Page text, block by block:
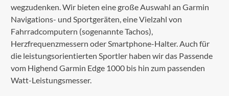
wegzudenken. Wir bieten eine große Auswahl an Garmin
Navigations- und Sportgeräten, eine Vielzahl von
Fahrradcomputern (sogenannte Tachos),
Herzfrequenzmessern oder Smartphone-Halter. Auch für
die leistungsorientierten Sportler haben wir das Passende
vom Highend Garmin Edge 1000 bis hin zum passenden
Watt-Leistungsmesser.